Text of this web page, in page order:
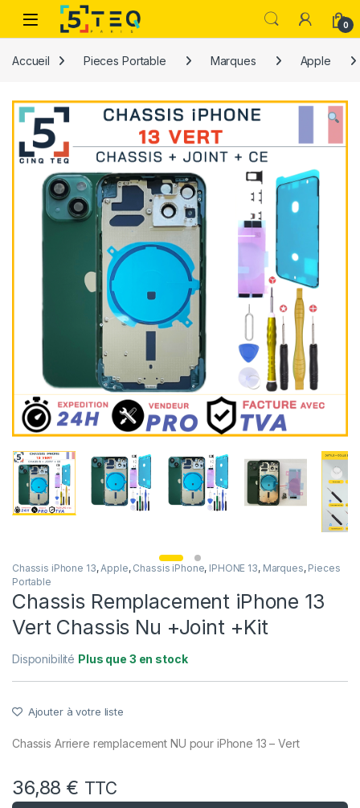
Passer à la navigation
Aller au contenu
0
Accueil Pieces Portable Marques Apple
Chassis iPhone 13, Apple, Chassis iPhone, IPHONE 13, Marques, Pieces
Portable
Chassis Remplacement iPhone 13
Vert Chassis Nu +Joint +Kit
Disponibilité Plus que 3 en stock
Ajouter à votre liste
Chassis Arriere remplacement NU pour iPhone 13 – Vert
36,88 € TTC